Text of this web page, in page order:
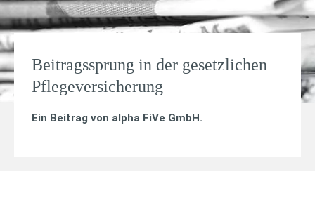
Beitragssprung in der gesetzlichen
Pflegeversicherung
Ein Beitrag von alpha FiVe GmbH.